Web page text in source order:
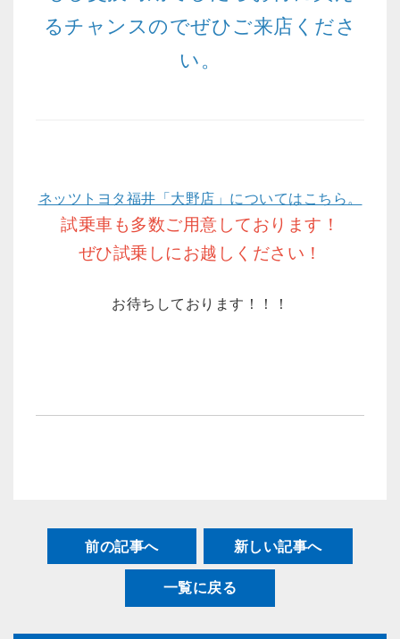
るチャンスのでぜひご来店くださ
い。
ネッツトヨタ福井「大野店」についてはこちら。
試乗車も多数ご用意しております！
ぜひ試乗しにお越しください！
お待ちしております！！！
前の記事へ 新しい記事へ
一覧に戻る